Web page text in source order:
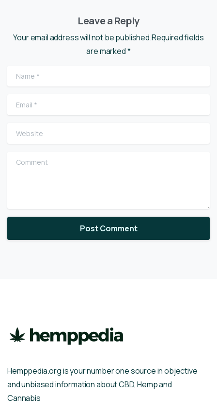
Leave a Reply
Your email address will not be published.Required fields
are marked *
Name
Email
Website
Comment
Hemppedia.org is your number one source in objective
and unbiased information about CBD, Hemp and
Cannabis